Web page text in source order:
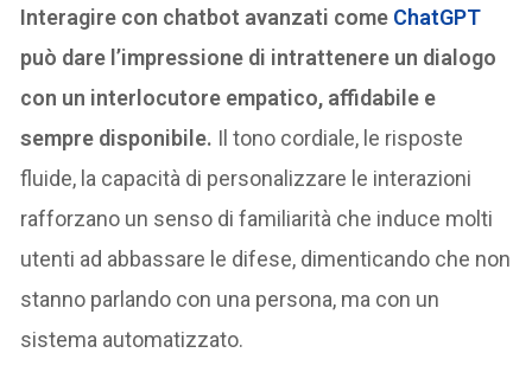
Interagire con chatbot avanzati come ChatGPT
può dare l’impressione di intrattenere un dialogo
con un interlocutore empatico, affidabile e
sempre disponibile. Il tono cordiale, le risposte
fluide, la capacità di personalizzare le interazioni
rafforzano un senso di familiarità che induce molti
utenti ad abbassare le difese, dimenticando che non
stanno parlando con una persona, ma con un
sistema automatizzato.